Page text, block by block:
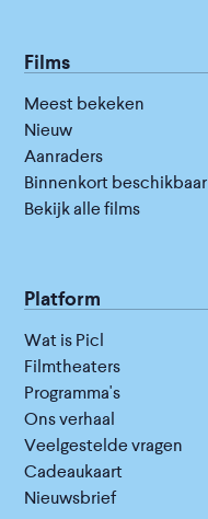
Films
Meest bekeken
Nieuw
Aanraders
Binnenkort beschikbaar
Bekijk alle films
Platform
Wat is Picl
Filmtheaters
Programma's
Ons verhaal
Veelgestelde vragen
Cadeaukaart
Nieuwsbrief